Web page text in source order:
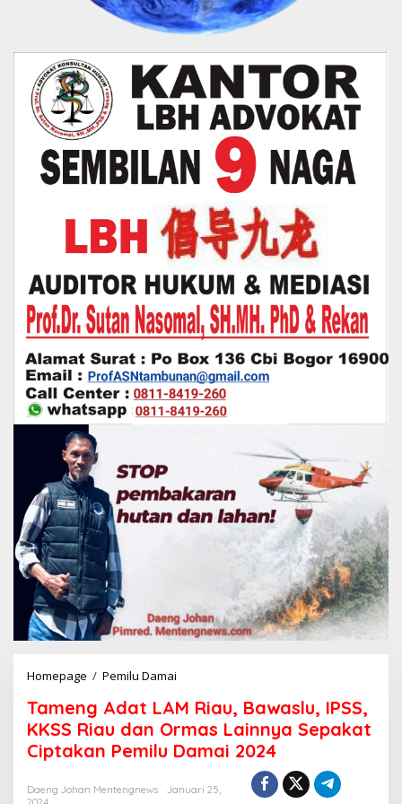
Homepage / Pemilu Damai
m
e
n
g
d
Tameng Adat LAM Riau, Bawaslu, IPSS,
KKSS Riau dan Ormas Lainnya Sepakat
Ciptakan Pemilu Damai 2024
Daeng Johan Mentengnews
Januari 25,